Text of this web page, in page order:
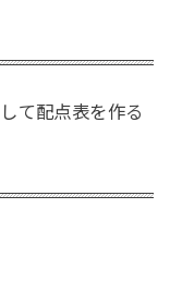
て配点表を作る